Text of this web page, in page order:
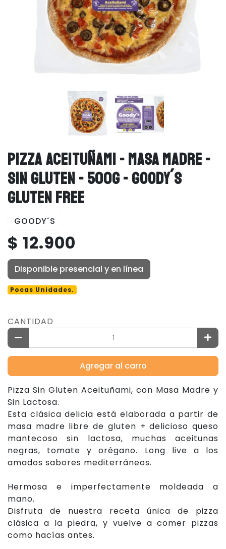
PIZZA ACEITUÑAMI - MASA MADRE -
SIN GLUTEN - 500G - GOODY´S
GLUTEN FREE
GOODY´S
$ 12.900
Disponible presencial y en línea
Pocas Unidades.
CANTIDAD
Agregar al carro
Pizza Sin Gluten Aceituñami, con Masa Madre y
Sin Lactosa.
Esta clásica delicia está elaborada a partir de
masa madre libre de gluten + delicioso queso
mantecoso sin lactosa, muchas aceitunas
negras, tomate y orégano. Long live a los
amados sabores mediterráneos.
Hermosa e imperfectamente moldeada a
mano.
Disfruta de nuestra receta única de pizza
clásica a la piedra, y vuelve a comer pizzas
como hacías antes.